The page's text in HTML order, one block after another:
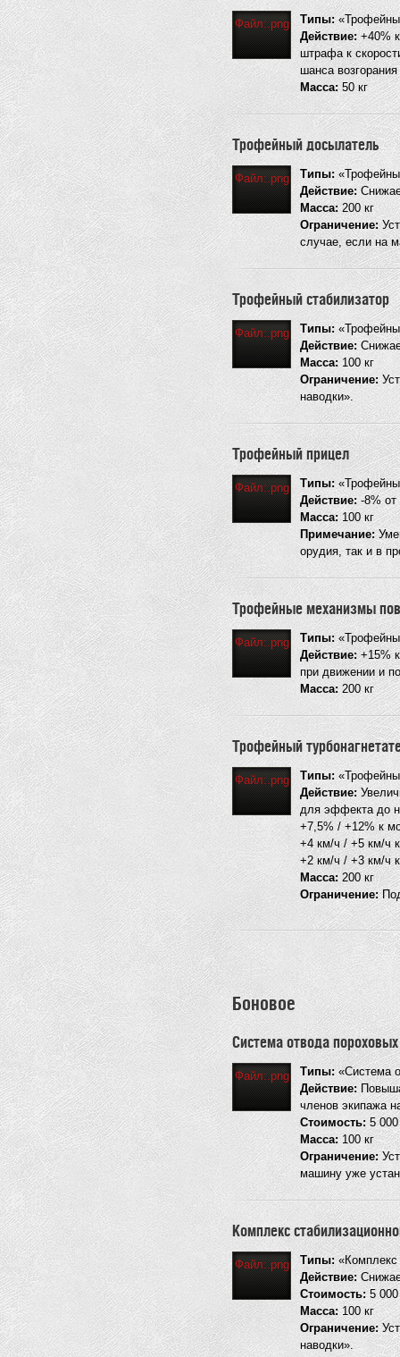
Файл:.png Типы:
Действие:+40% к
штрафа к
шанса
Масса: 50 кг
Трофейный досылатель
Файл:.png Типы:
Действие:
Масса:200 кг
Ограничение:
случае, если на
Трофейный стабилизатор
Файл:.png Типы:
Действие:
Масса: 100 кг
Ограничение:
наводки».
Трофейный прицел
Файл:.png Типы:
Действие: -8% от
Масса:100 кг
Примечание:
орудия, так и в
Трофейные механизмы
Файл:.png Типы:
Действие:+15% к
при движении и
Масса: 200 кг
Трофейный
Файл:.png Типы:
Действие:
для эффекта до
+7,5% / +12% к
+4 км/ч / +5 км/ч
+2 км/ч / +3 км/ч
Масса: 200 кг
Ограничение:
Боновое
Система отвода
Файл:.png Типы: «Система
Действие:
членов экипажа
Стоимость: 5
Масса: 100 кг
Ограничение:
машину уже
Комплекс
Файл:.png Типы:«Комплекс
Действие:
Стоимость:5
Масса:100 кг
Ограничение:
наводки».